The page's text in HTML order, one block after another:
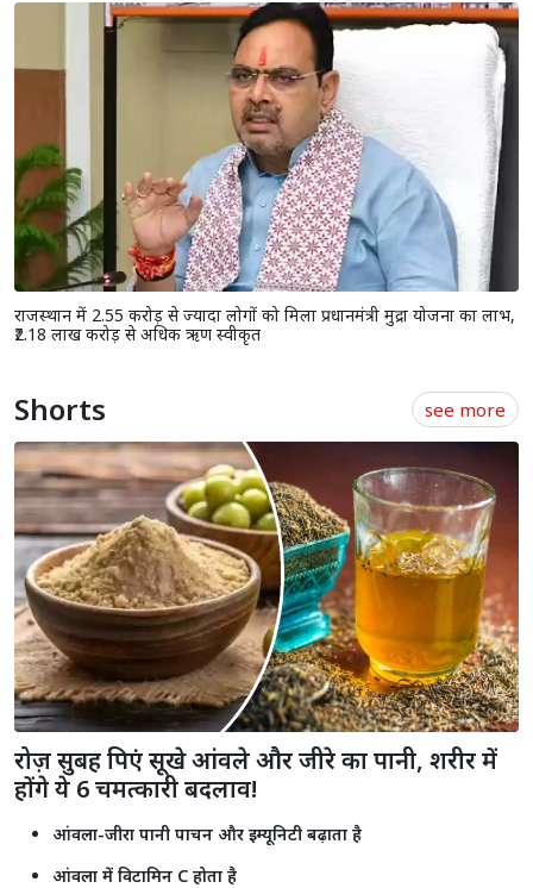
राजस्थान में 2.55 करोड़ से ज्यादा लोगों को मिला प्रधानमंत्री मुद्रा योजना का लाभ,
₹2.18 लाख करोड़ से अधिक ऋण स्वीकृत
Shorts see more
रोज़ सुबह पिएं सूखे आंवले और जीरे का पानी, शरीर में
होंगे ये 6 चमत्कारी बदलाव!
आंवला-जीरा पानी पाचन और इम्यूनिटी बढ़ाता है
आंवला में विटामिन C होता है